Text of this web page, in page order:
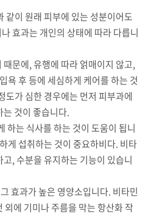
같이 원래 피부에 있는 성분이어도
효과는 개인의 상태에 따라 다릅니
문에, 유행에 따라 얽매이지 않고,
욕 후 등에 세심하게 케어를 하는 것
도가 심한 경우에는 먼저 피부과에
것이 좋습니다.
하는 식사를 하는 것이 도움이 됩니
게 섭취하는 것이 중요하비다. 비타
, 수분을 유지하는 기능이 있습니
효과가 높은 영양소입니다. 비타민
외에 기미나 주름을 막는 항산화 작